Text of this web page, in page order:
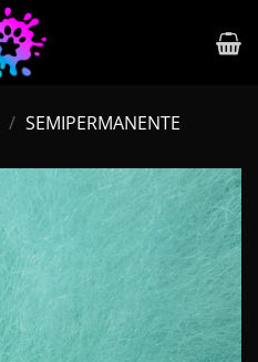
/ SEMIPERMANENTE